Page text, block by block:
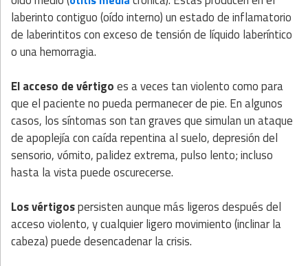
laberinto contiguo (oído interno) un estado de inflamatorio
de laberintitos con exceso de tensión de líquido laberíntico
o una hemorragia.
El acceso de vértigoes a veces tan violento como para
que el paciente no pueda permanecer de pie. En algunos
casos, los síntomas son tan graves que simulan un ataque
de apoplejía con caída repentina al suelo, depresión del
sensorio, vómito, palidez extrema, pulso lento; incluso
hasta la vista puede oscurecerse.
Los vértigospersisten aunque más ligeros después del
acceso violento, y cualquier ligero movimiento (inclinar la
cabeza) puede desencadenar la crisis.